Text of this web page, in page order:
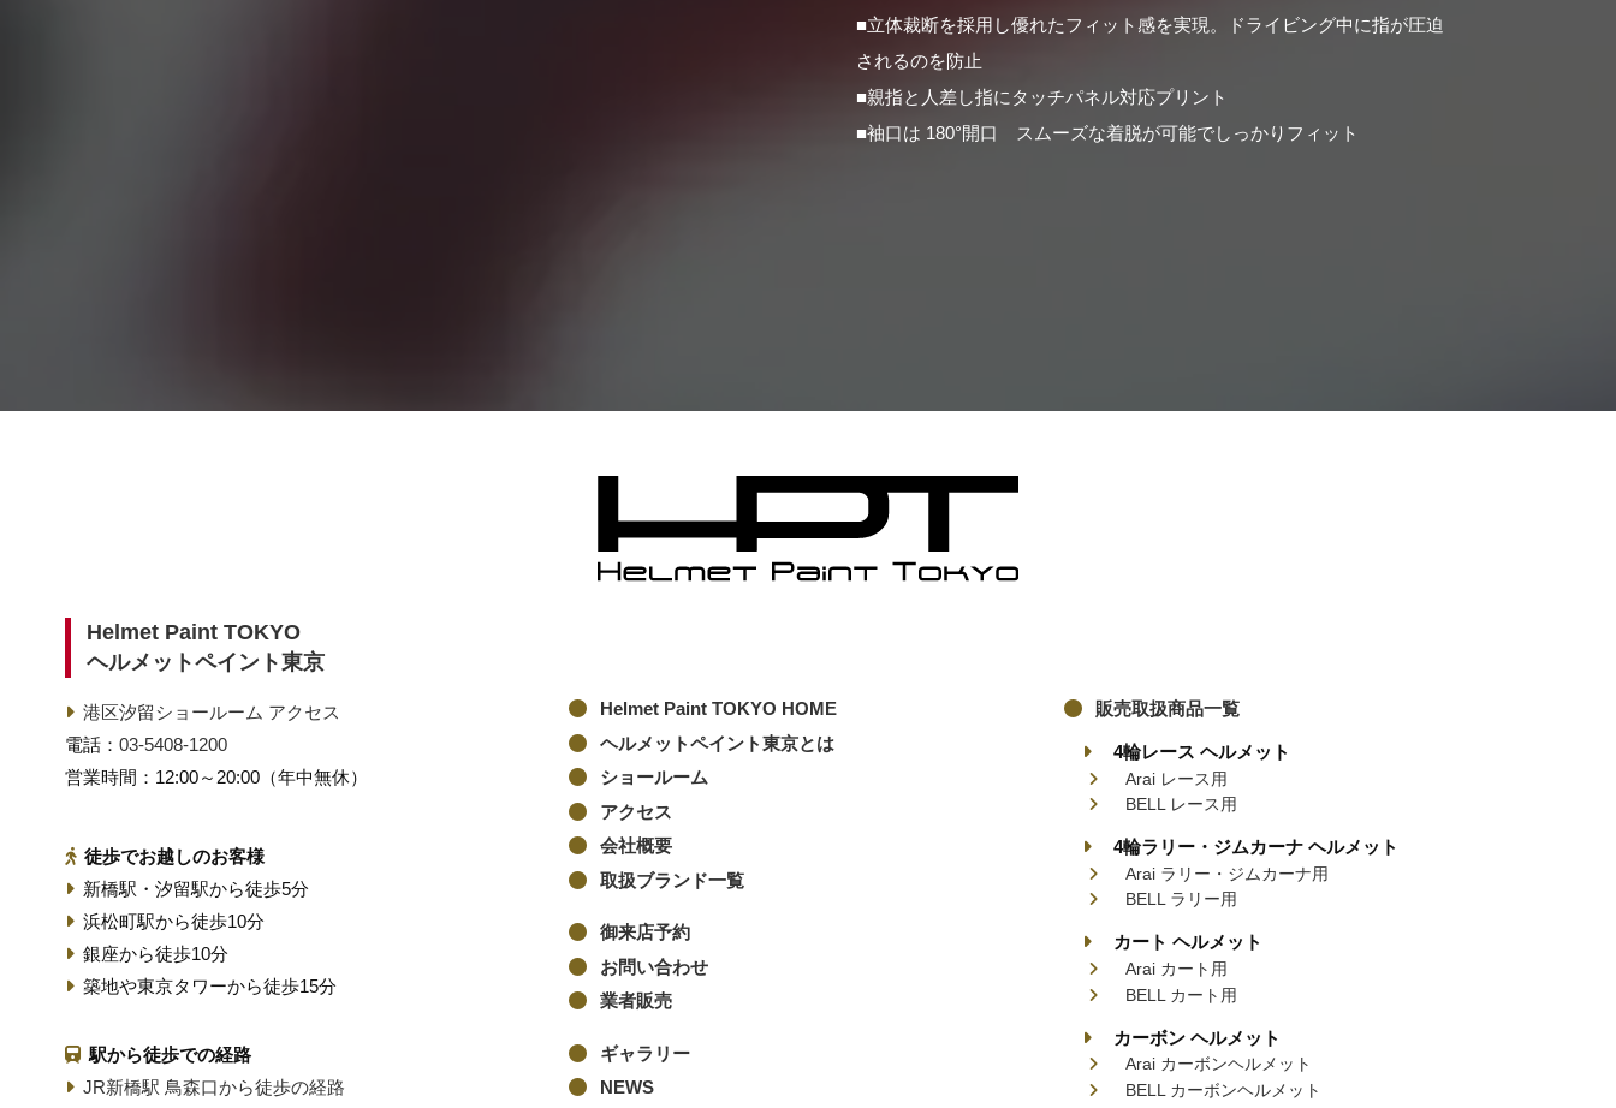
■立体裁断を採用し優れたフィット感を実現。ドライビング中に指が圧迫
されるのを防止
■親指と人差し指にタッチパネル対応プリント
■袖口は 180°開口 スムーズな着脱が可能でしっかりフィット
Helmet Paint TOKYO
ヘルメットペイント東京
港区汐留ショールーム アクセス
電話： 03-5408-1200
営業時間：12:00～20:00（年中無休）
徒歩でお越しのお客様
新橋駅・汐留駅から徒歩5分
浜松町駅から徒歩10分
銀座から徒歩10分
築地や東京タワーから徒歩15分
駅から徒歩での経路
JR新橋駅 鳥森口から徒歩の経路
Helmet Paint TOKYO HOME
ヘルメットペイント東京とは
ショールーム
アクセス
会社概要
取扱ブランド一覧
御来店予約
お問い合わせ
業者販売
ギャラリー
NEWS
販売取扱商品一覧
4輪レース ヘルメット
Arai レース用
BELL レース用
4輪ラリー・ジムカーナ ヘルメット
Arai ラリー・ジムカーナ用
BELL ラリー用
カート ヘルメット
Arai カート用
BELL カート用
カーボン ヘルメット
Arai カーボンヘルメット
BELL カーボンヘルメット